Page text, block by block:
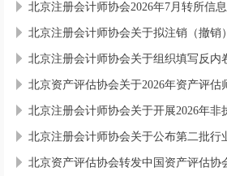
北京注册会计师协会2026年7月转所信息